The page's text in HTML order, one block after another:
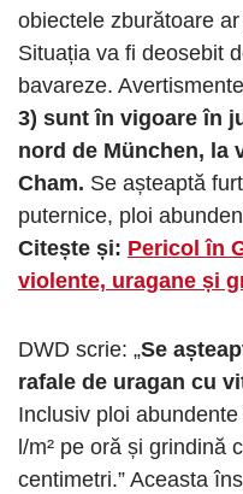
obiectele zburătoare
Situația va fi deosebit
bavareze.
3) sunt în vigoare în
nord de München, la
Cham. Se așteaptă
puternice, ploi
Citește și: Pericol în
violente, uragane și
DWD scrie: „Se
rafale de uragan cu
Inclusiv ploi
l/m² pe oră și grindină
centimetri.” Aceasta